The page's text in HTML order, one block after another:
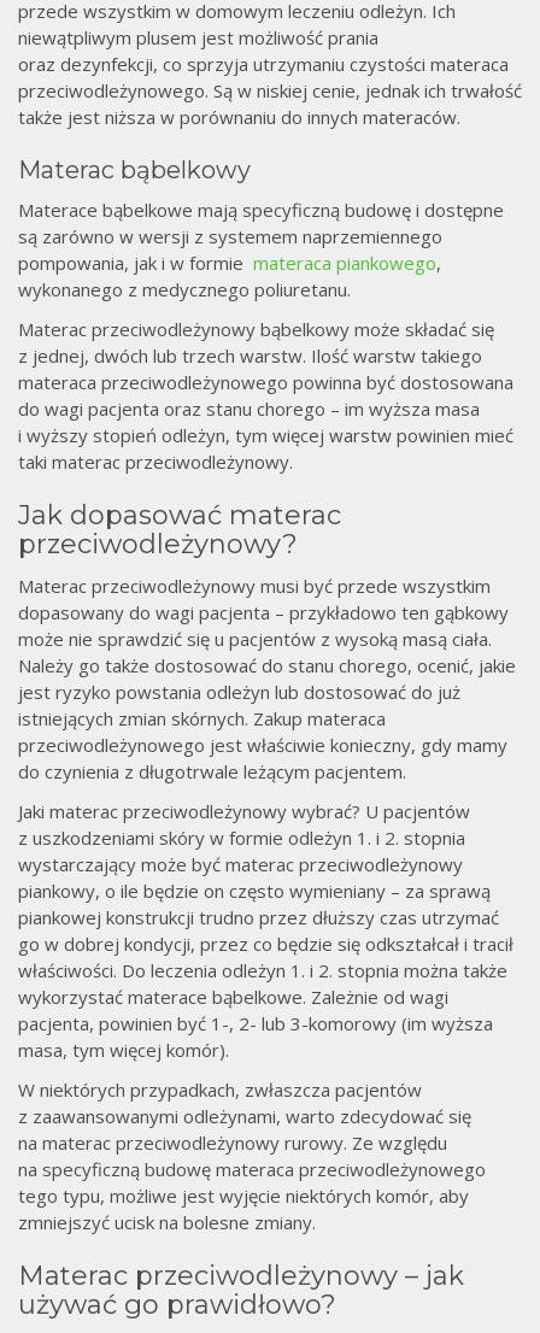
przede wszystkim w domowym leczeniu odleżyn. Ich
niewątpliwym plusem jest możliwość prania
oraz dezynfekcji, co sprzyja utrzymaniu czystości materaca
przeciwodleżynowego. Są w niskiej cenie, jednak ich trwałość
także jest niższa w porównaniu do innych materaców.
Materac bąbelkowy
Materace bąbelkowe mają specyficzną budowę i dostępne
są zarówno w wersji z systemem naprzemiennego
pompowania, jak i w formie materaca piankowego,
wykonanego z medycznego poliuretanu.
Materac przeciwodleżynowy bąbelkowy może składać się
z jednej, dwóch lub trzech warstw. Ilość warstw takiego
materaca przeciwodleżynowego powinna być dostosowana
do wagi pacjenta oraz stanu chorego – im wyższa masa
i wyższy stopień odleżyn, tym więcej warstw powinien mieć
taki materac przeciwodleżynowy.
Jak dopasować materac
przeciwodleżynowy?
Materac przeciwodleżynowy musi być przede wszystkim
dopasowany do wagi pacjenta – przykładowo ten gąbkowy
może nie sprawdzić się u pacjentów z wysoką masą ciała.
Należy go także dostosować do stanu chorego, ocenić, jakie
jest ryzyko powstania odleżyn lub dostosować do już
istniejących zmian skórnych. Zakup materaca
przeciwodleżynowego jest właściwie konieczny, gdy mamy
do czynienia z długotrwale leżącym pacjentem.
Jaki materac przeciwodleżynowy wybrać? U pacjentów
z uszkodzeniami skóry w formie odleżyn 1. i 2. stopnia
wystarczający może być materac przeciwodleżynowy
piankowy, o ile będzie on często wymieniany – za sprawą
piankowej konstrukcji trudno przez dłuższy czas utrzymać
go w dobrej kondycji, przez co będzie się odkształcał i tracił
właściwości. Do leczenia odleżyn 1. i 2. stopnia można także
wykorzystać materace bąbelkowe. Zależnie od wagi
pacjenta, powinien być 1-, 2- lub 3-komorowy (im wyższa
masa, tym więcej komór).
W niektórych przypadkach, zwłaszcza pacjentów
z zaawansowanymi odleżynami, warto zdecydować się
na materac przeciwodleżynowy rurowy. Ze względu
na specyficzną budowę materaca przeciwodleżynowego
tego typu, możliwe jest wyjęcie niektórych komór, aby
zmniejszyć ucisk na bolesne zmiany.
Materac przeciwodleżynowy – jak
używać go prawidłowo?